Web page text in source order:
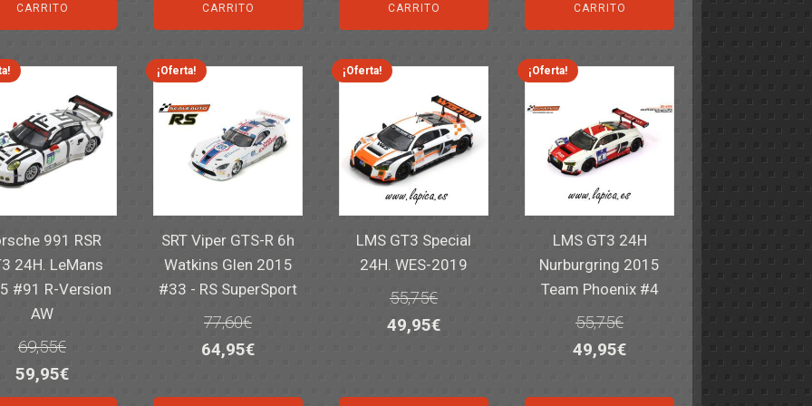
era:
14,30€.11,25€.
CARRITO
era:
6,00€.
es:
4,50€.
CARRITO
original
era:
82,40€.
actual
es:
CARRITO
original
era:
82,40€.
actual
es:
CARRITO
991 RSR
24H. LeMans
#91 R-Version
AW
69,55€
El
precio
59,95€El
precio
¡Oferta!
SRT Viper GTS-R 6h
Watkins Glen 2015
#33 - RS SuperSport
77,60€
El
64,95€El
¡Oferta!
LMS GT3 Special
24H. WES-2019
55,75€
El
49,95€El
¡Oferta!
LMS GT3 24H
Nurburgring 2015
Team Phoenix #4
55,75€
El
49,95€El